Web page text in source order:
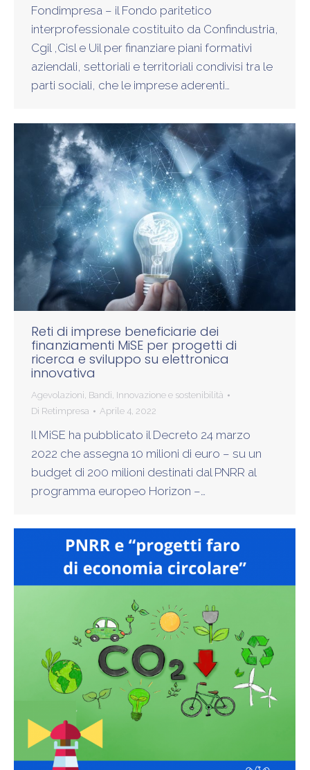
Fondimpresa – il Fondo paritetico
interprofessionale costituito da Confindustria,
Cgil ,Cisl e Uil per finanziare piani formativi
aziendali, settoriali e territoriali condivisi tra le
parti sociali, che le imprese aderenti…
Reti di imprese beneficiarie dei
finanziamenti MiSE per progetti di
ricerca e sviluppo su elettronica
innovativa
Agevolazioni, Bandi, Innovazione e sostenibilità
Di Retimpresa Aprile 4, 2022
Il MiSE ha pubblicato il Decreto 24 marzo
2022 che assegna 10 milioni di euro – su un
budget di 200 milioni destinati dal PNRR al
programma europeo Horizon –…